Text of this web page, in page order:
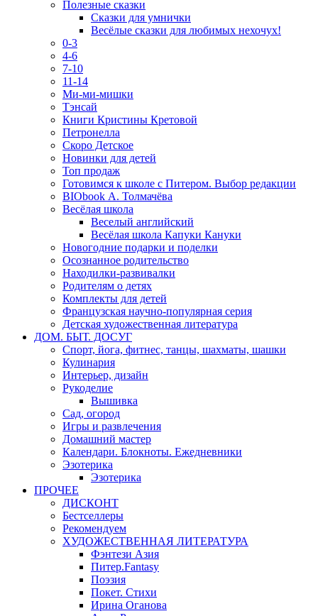
Полезные сказки
Сказки для умнички
Весёлые сказки для любимых нехочух!
0-3
4-6
7-10
11-14
Ми-ми-мишки
Тэнсай
Книги Кристины Кретовой
Петронелла
Скоро Детское
Новинки для детей
Топ продаж
Готовимся к школе с Питером. Выбор редакции
BIObook А. Толмачёва
Весёлая школа
Веселый английский
Весёлая школа Капуки Кануки
Новогодние подарки и поделки
Осознанное родительство
Находилки-развивалки
Родителям о детях
Комплекты для детей
Французская научно-популярная серия
Детская художественная литература
ДОМ. БЫТ. ДОСУГ
Спорт, йога, фитнес, танцы, шахматы, шашки
Кулинария
Интерьер, дизайн
Рукоделие
Вышивка
Сад, огород
Игры и развлечения
Домашний мастер
Календари. Блокноты. Ежедневники
Эзотерика
Эзотерика
ПРОЧЕЕ
ДИСКОНТ
Бестселлеры
Рекомендуем
ХУДОЖЕСТВЕННАЯ ЛИТЕРАТУРА
Фэнтези Азия
Питер.Fantasy
Поэзия
Покет. Стихи
Ирина Оганова